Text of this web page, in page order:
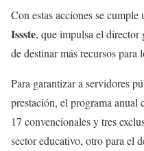
Con estas acciones se
Issste, que impulsa el director
de destinar más recursos para
Para garantizar a servidores
prestación, el programa anual
17 convencionales y tres
sector educativo, otro para el